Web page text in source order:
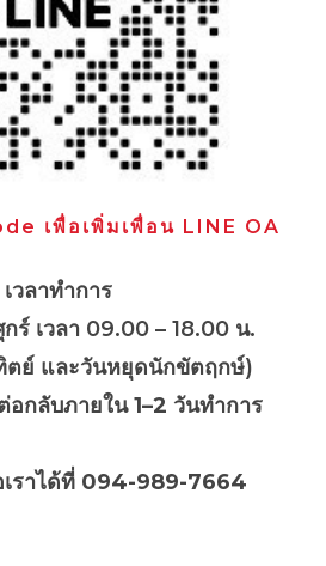
เพื่อเพิ่มเพื่อน LINE OA
เวลาทำการ
ร์ เวลา 09.00 – 18.00 น.
ตย์ และวันหยุดนักขัตฤกษ์)
อกลับภายใน1–2 วันทำการ
ราได้ที่ 094-989-7664